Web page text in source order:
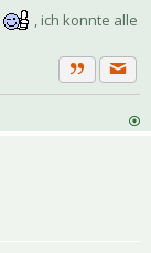
, ich konnte alle
Zitat